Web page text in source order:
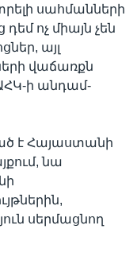
սահմանների
ոչ միայն չեն
այլ
վաճառքն
ի անդամ-
է Հայաստանի
նա
սերմացնող